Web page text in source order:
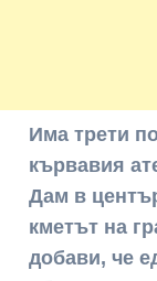
Има трети
кървавия
Дам в
кметът на
добави, че